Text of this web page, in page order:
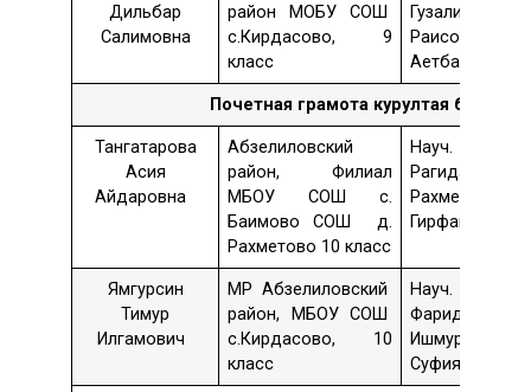
Дильбар
Салимовна
район МОБУ СОШ
с.Кирдасово, 9
класс
Гузалия
Раисовна
Аетбаева
Почетная грамота курултая башкир
Тангатарова
Асия
Айдаровна
Абзелиловский
район, Филиал
МБОУ СОШ с.
Баимово СОШ д.
Рахметово 10 класс
Науч. рук.
Рагида
Рахметовна
Гирфанова
Ямгурсин
Тимур
Илгамович
МР Абзелиловский
район, МБОУ СОШ
с.Кирдасово, 10
класс
Науч. рук.
Фарида
Ишмуратовна
Суфиянова